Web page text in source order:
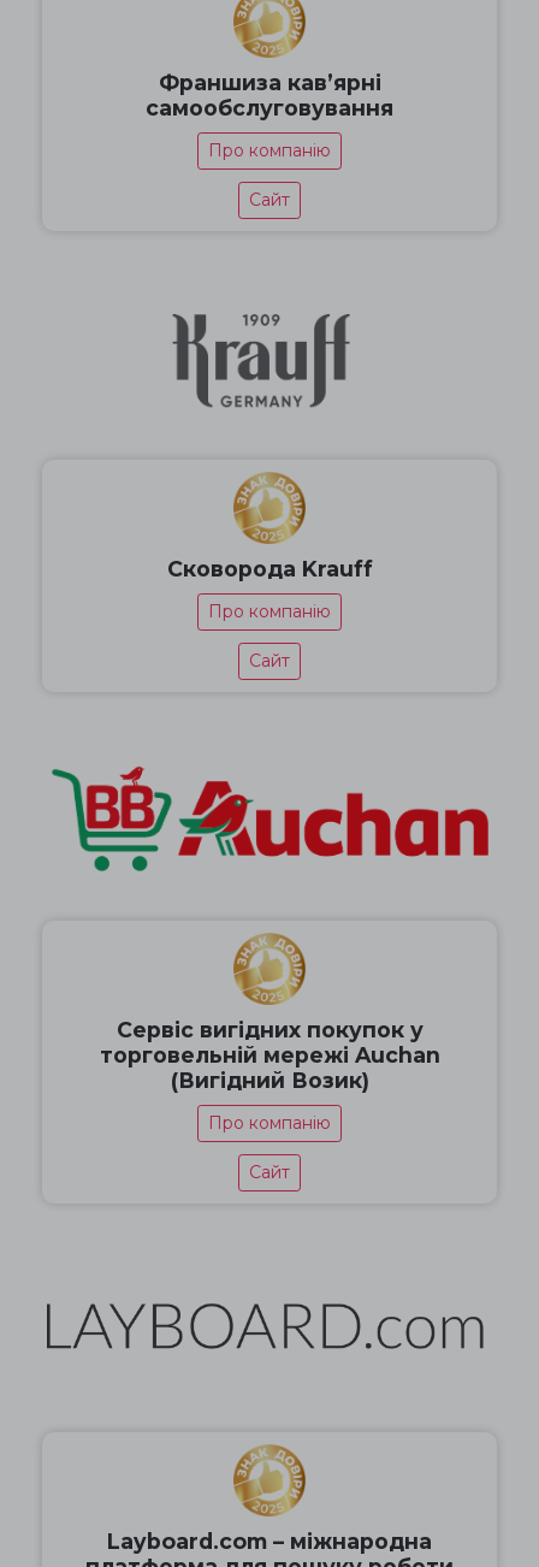
Франшиза кав’ярні
самообслуговування
Про компанію
Сайт
Сковорода Krauff
Про компанію
Сайт
Сервіс вигідних покупок у
торговельній мережі Auchan
(Вигідний Возик)
Про компанію
Сайт
Layboard.com – міжнародна